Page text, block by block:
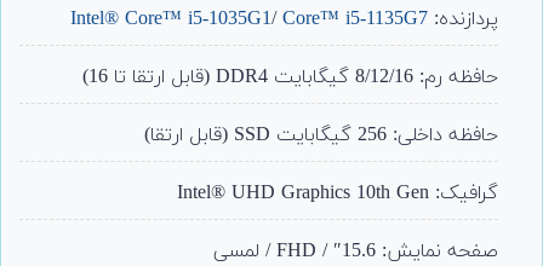
امتیاز
مشتری
پردازنده: Intel® Core™ i5-1035G1/Core™ i5-1135G7
حافظه رم: 8/12/16 گیگابایت DDR4 (قابل ارتقا تا 16)
حافظه داخلی: 256 گیگابایت SSD (قابل ارتقا)
گرافیک: Intel® UHD Graphics 10th Gen
صفحه نمایش: 15.6″ / FHD / لمسی